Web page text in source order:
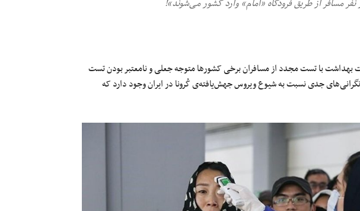
بهداشت با تست مجدد از مسافران برخی کشورها متوجه جعلی و نامعتبر بودن تست
جدی نسبت به شیوع ویروس جهش‌یافته‌ی کُرونا در ایران وجود دارد که